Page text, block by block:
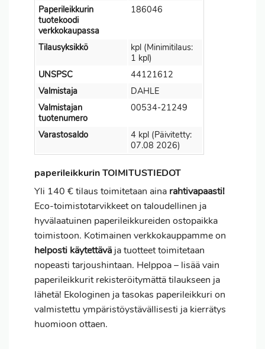
Paperileikkurin
tuotekoodi
verkkokaupassa
186046
Tilausyksikkö
kpl (Minimitilaus:
1 kpl)
UNSPSC
44121612
Valmistaja
DAHLE
Valmistajan
tuotenumero
00534-21249
Varastosaldo
4 kpl (Päivitetty:
07.08 2026)
paperileikkurin TOIMITUSTIEDOT
Yli 140 € tilaus toimitetaan aina rahtivapaasti!
Eco-toimistotarvikkeet on taloudellinen ja
hyvälaatuinen paperileikkureiden ostopaikka
toimistoon. Kotimainen verkkokauppamme on
helposti käytettäväja tuotteet toimitetaan
nopeasti tarjoushintaan. Helppoa – lisää vain
paperileikkurit rekisteröitymättä tilaukseen ja
lähetä! Ekologinen ja tasokas paperileikkuri on
valmistettu ympäristöystävällisesti ja kierrätys
huomioon ottaen.